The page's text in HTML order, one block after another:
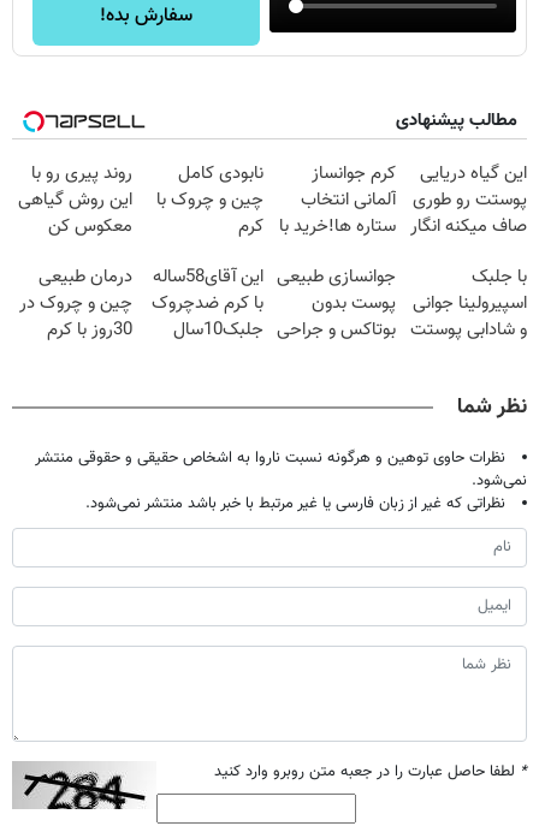
سفارش بده!
مطالب پیشنهادی
این گیاه دریایی
پوستت رو طوری
صاف میکنه انگار
شدی🔥
کرم جوانساز
آلمانی انتخاب
ستاره ها!خرید با
نابودی کامل
چین و چروک با
کرم
روند پیری رو با
این روش گیاهی
معکوس کن
با جلبک
اسپیرولینا جوانی
و شادابی پوستت
جوانسازی طبیعی
پوست بدون
بوتاکس و جراحی
این آقای58ساله
با کرم ضدچروک
جلبک10سال
تخفیف)
درمان طبیعی
چین و چروک در
30روز با کرم
نظر شما
نظرات حاوی توهین و هرگونه نسبت ناروا به اشخاص حقیقی و حقوقی منتشر
نمی‌شود.
نظراتی که غیر از زبان فارسی یا غیر مرتبط با خبر باشد منتشر نمی‌شود.
* لطفا حاصل عبارت را در جعبه متن روبرو وارد کنید